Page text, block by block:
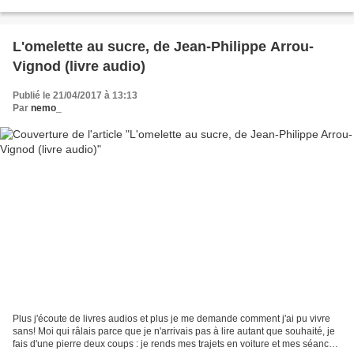
L'omelette au sucre, de Jean-Philippe Arrou-
Vignod (livre audio)
Publié le 21/04/2017 à 13:13
Par nemo_
Plus j'écoute de livres audios et plus je me demande comment j'ai pu vivre
sans! Moi qui râlais parce que je n'arrivais pas à lire autant que souhaité, je
fais d'une pierre deux coups : je rends mes trajets en voiture et mes séances